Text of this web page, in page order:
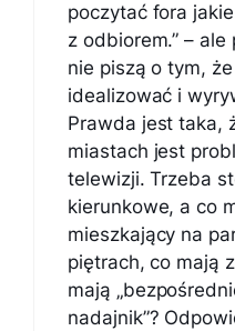
poczytać fora
z odbiorem.” –
nie piszą o tym,
idealizować i
Prawda jest taka,
miastach jest
telewizji. Trzeba
kierunkowe, a co
mieszkający na
piętrach, co mają
mają
nadajnik”?